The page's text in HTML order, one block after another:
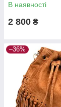
В наявності
2 800 ₴
–36%